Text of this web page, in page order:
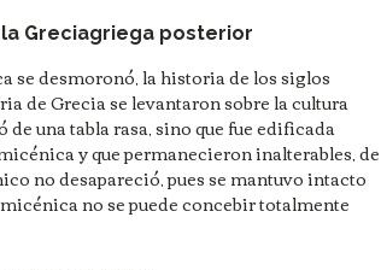
Greciagriega posterior
se desmoronó, la historia de los siglos
de Grecia se levantaron sobre la cultura
una tabla rasa, sino que fue edificada
y que permanecieron inalterables, de
no desapareció, pues se mantuvo intacto
no se puede concebir totalmente